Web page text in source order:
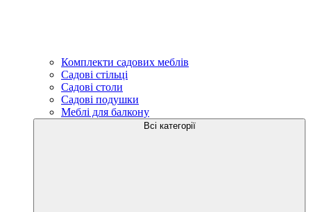
Комплекти садових меблів
Садові стільці
Садові столи
Садові подушки
Меблі для балкону
Всі категорії